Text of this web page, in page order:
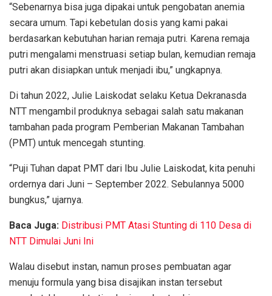
“Sebenarnya bisa juga dipakai untuk pengobatan anemia
secara umum. Tapi kebetulan dosis yang kami pakai
berdasarkan kebutuhan harian remaja putri. Karena remaja
putri mengalami menstruasi setiap bulan, kemudian remaja
putri akan disiapkan untuk menjadi ibu,” ungkapnya.
Di tahun 2022, Julie Laiskodat selaku Ketua Dekranasda
NTT mengambil produknya sebagai salah satu makanan
tambahan pada program Pemberian Makanan Tambahan
(PMT) untuk mencegah stunting.
“Puji Tuhan dapat PMT dari Ibu Julie Laiskodat, kita penuhi
ordernya dari Juni – September 2022. Sebulannya 5000
bungkus,” ujarnya.
Baca Juga: Distribusi PMT Atasi Stunting di 110 Desa di
NTT Dimulai Juni Ini
Walau disebut instan, namun proses pembuatan agar
menuju formula yang bisa disajikan instan tersebut